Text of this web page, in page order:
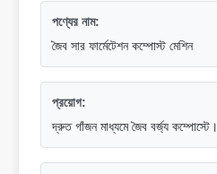
পণ্যের নাম:
জৈব সার ফার্মেটেশন কম্পোস্ট মেশিন
প্রয়োগ:
দ্রুত গাঁজন মাধ্যমে জৈব বর্জ্য কম্পোস্টে।